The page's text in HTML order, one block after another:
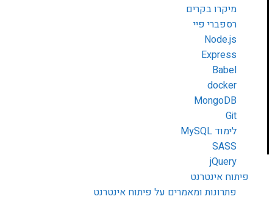
מיקרו בקרים
רספברי פיי
Node.js
Express
Babel
docker
MongoDB
Git
לימוד MySQL
SASS
jQuery
פיתוח אינטרנט
פתרונות ומאמרים על פיתוח אינטרנט